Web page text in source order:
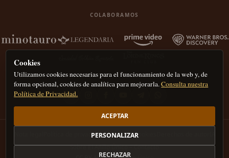
COLABORAMOS
Política de privacidadPolítica de Cookies
Sobre El Anillo Único – Contacto
Cookies
Utilizamos cookies necesarias para el funcionamiento de la web y, de
forma opcional, cookies de analítica para mejorarla.Consulta nuestra
Política de Privacidad.
ACEPTAR
PERSONALIZAR
RECHAZAR